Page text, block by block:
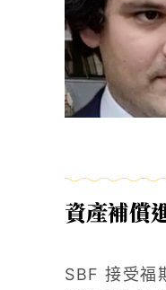
資產補償
SBF 接受福